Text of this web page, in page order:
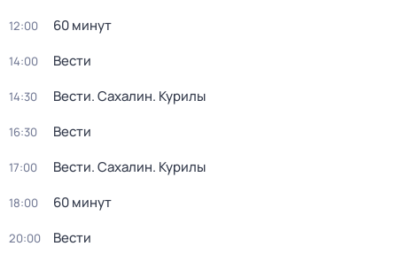
12:00 60 минут
14:00 Вести
14:30 Вести. Сахалин. Курилы
16:30 Вести
17:00 Вести. Сахалин. Курилы
18:00 60 минут
20:00 Вести